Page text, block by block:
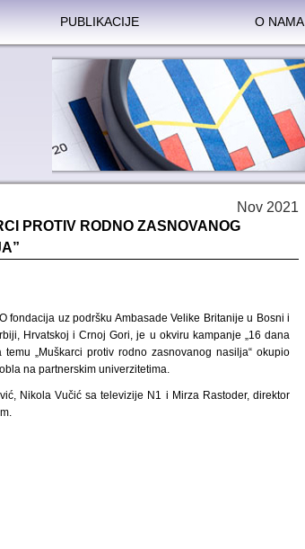
PUBLIKACIJE O NAMA
Nov 2021
PROTIV RODNO ZASNOVANOG
fondacija uz podršku Ambasade Velike Britanije u Bosni i
Hrvatskoj i Crnoj Gori, je u okviru kampanje „16 dana
„Muškarci protiv rodno zasnovanog nasilja“ okupio
na partnerskim univerzitetima.
Nikola Vučić sa televizije N1 i Mirza Rastoder, direktor